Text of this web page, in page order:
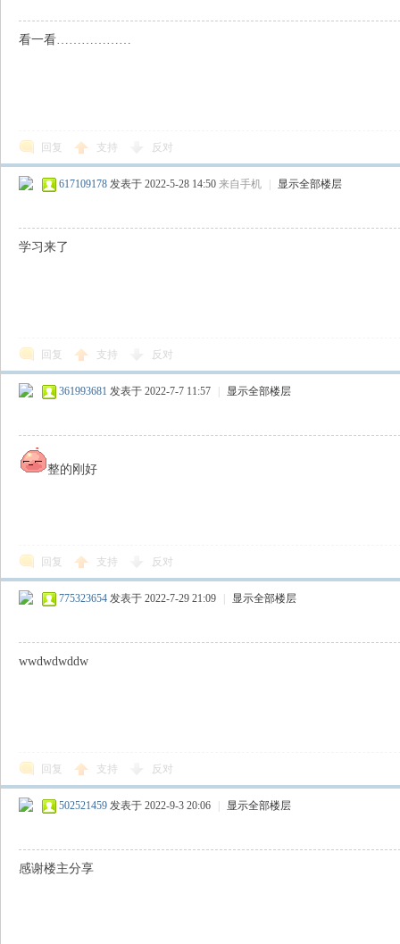
看一看………………
回复 支持 反对
617109178 发表于 2022-5-28 14:50 来自手机 显示全部楼层
学习来了
回复 支持 反对
361993681 发表于 2022-7-7 11:57 显示全部楼层
整的刚好
回复 支持 反对
775323654 发表于 2022-7-29 21:09 显示全部楼层
wwdwdwddw
回复 支持 反对
502521459 发表于 2022-9-3 20:06 显示全部楼层
感谢楼主分享